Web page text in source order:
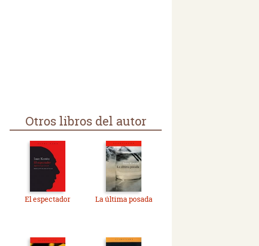
Otros libros del autor
El espectador La última posada